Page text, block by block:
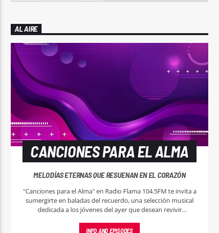
AL AIRE
CANCIONES PARA EL ALMA
MELODÍAS ETERNAS QUE RESUENAN EN EL CORAZÓN
"Canciones para el Alma" en Radio Flama 104.5FM te invita a
sumergirte en baladas del recuerdo, una selección musical
dedicada a los jóvenes del ayer que desean revivir
su juventud.
INFO AND EPISODES